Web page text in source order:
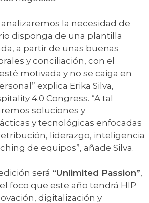
analizaremos la necesidad de
disponga de una plantilla
a partir de unas buenas
y conciliación, con el
motivada y no se caiga en
explica Erika Silva,
4.0 Congress. “A tal
soluciones y
y tecnológicas enfocadas
liderazgo, inteligencia
de equipos”, añade Silva.
será “Unlimited Passion”,
foco que este año tendrá HIP
digitalización y